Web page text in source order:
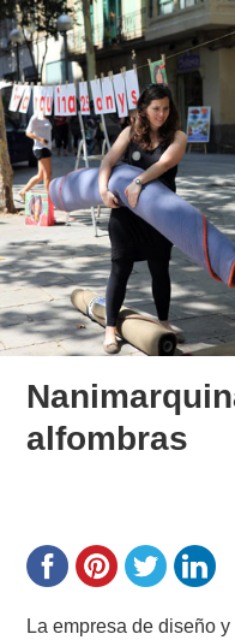
alfombras
La empresa de diseño